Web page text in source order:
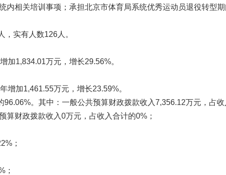
相关培训事项；承担北京市体育局系统优秀运动员退役转型期
实有人数126人。
1,834.01万元，增长29.56%。
加1,461.55万元，增长23.59%。
96.06%。其中：一般公共预算财政拨款收入7,356.12万元，
财政拨款收入0万元，占收入合计的0%；
；
；